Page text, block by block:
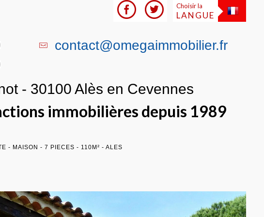
Choisir la
LANGUE
contact@omegaimmobilier.fr
- 30100 Alès en Cevennes
immobilières depuis 1989
- MAISON - 7 PIECES - 110M² - ALES